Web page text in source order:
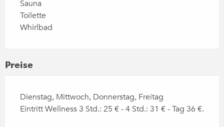
Sauna
Toilette
Whirlbad
Preise
Dienstag, Mittwoch, Donnerstag, Freitag
Eintritt Wellness 3 Std.: 25 € - 4 Std.: 31 € - Tag 36 €.